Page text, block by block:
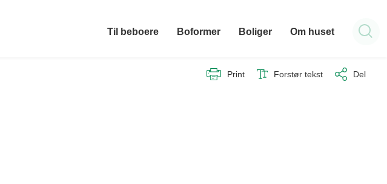
Til beboere Boformer Boliger Om huset
Print Forstør tekst Del